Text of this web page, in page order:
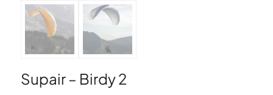
Supair – Birdy 2